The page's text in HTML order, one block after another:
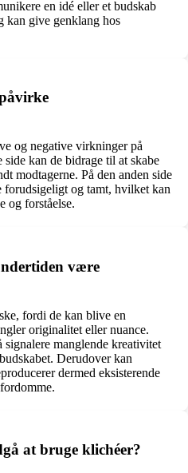
en idé eller et budskab
kan give genklang hos
og negative virkninger på
kan de bidrage til at skabe
modtagerne. På den anden side
og tamt, hvilket kan
og forståelse.
være
fordi de kan blive en
originalitet eller nuance.
manglende kreativitet
Derudover kan
dermed eksisterende
at bruge klichéer?